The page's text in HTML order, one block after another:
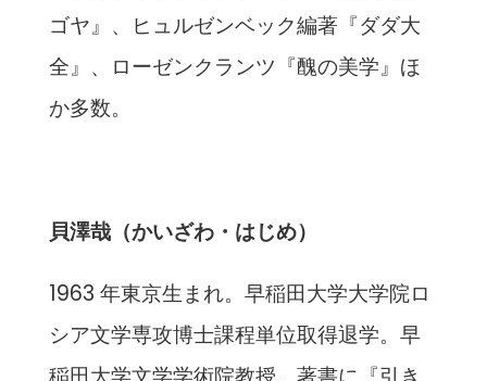
ゴヤ』、ヒュルゼンベック編著『ダダ大
全』、ローゼンクランツ『醜の美学』ほ
か多数。
貝澤哉（かいざわ・はじめ）
1963 年東京生まれ。早稲田大学大学院ロ
シア文学専攻博士課程単位取得退学。早